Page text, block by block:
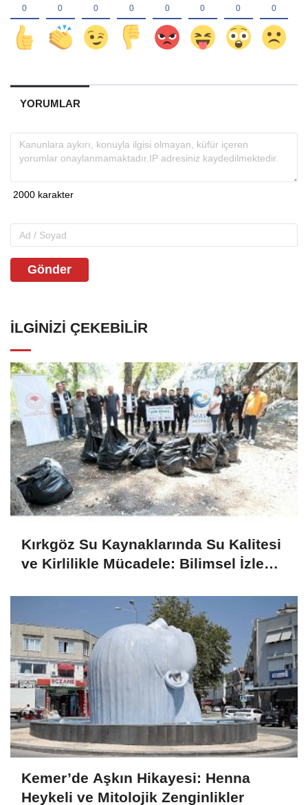
YORUMLAR
Gönder
İLGINIZI ÇEKEBILIR
Kırkgöz Su Kaynaklarında Su Kalitesi
ve Kirlilikle Mücadele: Bilimsel İzleme
Kemer’de Aşkın Hikayesi: Henna
Heykeli ve Mitolojik Zenginlikler